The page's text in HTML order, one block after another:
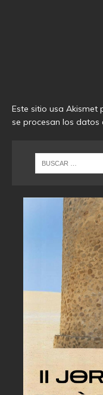
Este sitio usa Akismet
se procesan los datos